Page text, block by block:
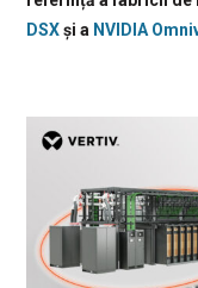
DSXși a NVIDIA